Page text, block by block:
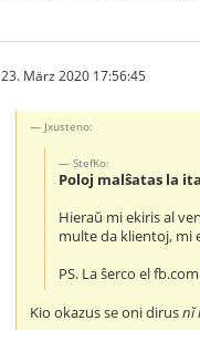
23. März 2020 17:56:45
Jxusteno:
StefKo:
Poloj malŝatas la
Hieraŭ mi ekiris al
multe da klientoj, mi
PS. La ŝerco el fb.com
Kio okazus se oni dirusnĭ